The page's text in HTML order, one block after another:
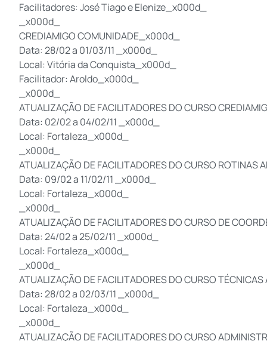
Facilitadores: José Tiago e Elenize_x000d_
_x000d_
CREDIAMIGO COMUNIDADE_x000d_
Data: 28/02 a 01/03/11 _x000d_
Local: Vitória da Conquista_x000d_
Facilitador: Aroldo_x000d_
_x000d_
ATUALIZAÇÃO DE FACILITADORES DO CURSO
Data: 02/02 a 04/02/11 _x000d_
Local: Fortaleza_x000d_
_x000d_
ATUALIZAÇÃO DE FACILITADORES DO CURSO
Data: 09/02 a 11/02/11 _x000d_
Local: Fortaleza_x000d_
_x000d_
ATUALIZAÇÃO DE FACILITADORES DO CURSO DE
Data: 24/02 a 25/02/11 _x000d_
Local: Fortaleza_x000d_
_x000d_
ATUALIZAÇÃO DE FACILITADORES DO CURSO
Data: 28/02 a 02/03/11 _x000d_
Local: Fortaleza_x000d_
_x000d_
ATUALIZAÇÃO DE FACILITADORES DO CURSO